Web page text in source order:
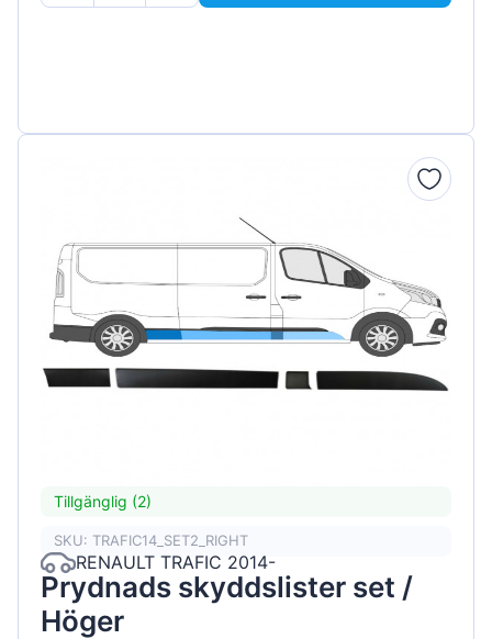
Tillgänglig (2)
SKU: TRAFIC14_SET2_RIGHT
RENAULT TRAFIC 2014-
Prydnads skyddslister set /
Höger